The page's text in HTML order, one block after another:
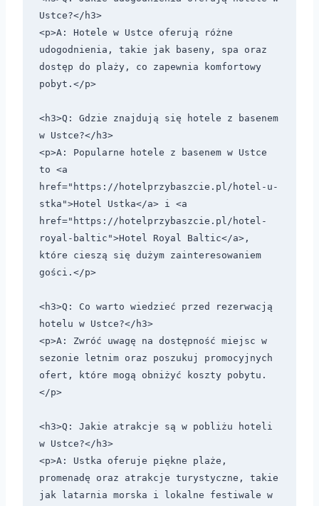
Ustce?</h3>
<p>A: Hotele w Ustce oferują różne
udogodnienia, takie jak baseny, spa oraz
dostęp do plaży, co zapewnia komfortowy
pobyt.</p>
<h3>Q: Gdzie znajdują się hotele z basenem
w Ustce?</h3>
<p>A: Popularne hotele z basenem w Ustce
to <a
href="https://hotelprzybaszcie.pl/hotel-u-
stka">Hotel Ustka</a> i <a
href="https://hotelprzybaszcie.pl/hotel-
royal-baltic">Hotel Royal Baltic</a>,
które cieszą się dużym zainteresowaniem
gości.</p>
<h3>Q: Co warto wiedzieć przed rezerwacją
hotelu w Ustce?</h3>
<p>A: Zwróć uwagę na dostępność miejsc w
sezonie letnim oraz poszukuj promocyjnych
ofert, które mogą obniżyć koszty pobytu.
</p>
<h3>Q: Jakie atrakcje są w pobliżu hoteli
w Ustce?</h3>
<p>A: Ustka oferuje piękne plaże,
promenadę oraz atrakcje turystyczne, takie
jak latarnia morska i lokalne festiwale w